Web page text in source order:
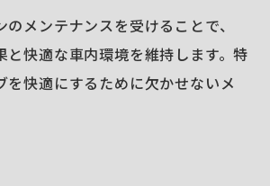
メンテナンスを受けることで、
と快適な車内環境を維持します。特
を快適にするために欠かせないメ